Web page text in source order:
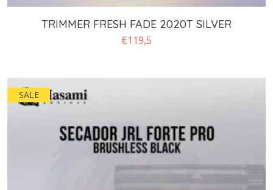
TRIMMER FRESH FADE 2020T SILVER
€119,5
SALE